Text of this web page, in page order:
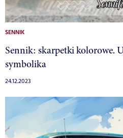
SENNIK
Sennik: skarpetki kolorowe.
symbolika
24.12.2023